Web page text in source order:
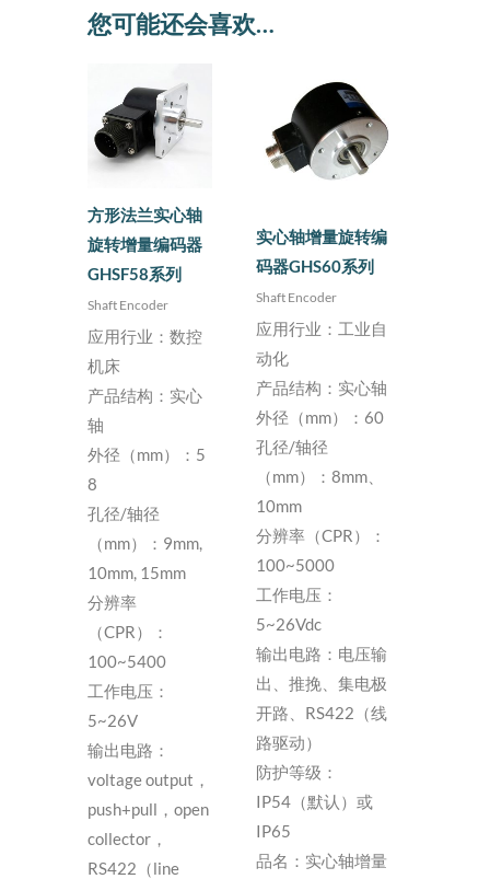
您可能还会喜欢…
方形法兰实心轴
旋转增量编码器
GHSF58系列
Shaft Encoder
应用行业：数控
机床
产品结构：实心
轴
外径（mm）：5
8
孔径/轴径
（mm）：9mm,
10mm, 15mm
分辨率
（CPR）：
100~5400
工作电压：
5~26V
输出电路：
voltage output，
push+pull，open
collector，
RS422（line
实心轴增量旋转编
码器GHS60系列
Shaft Encoder
应用行业：工业自
动化
产品结构：实心轴
外径（mm）：60
孔径/轴径
（mm）：8mm、
10mm
分辨率（CPR）：
100~5000
工作电压：
5~26Vdc
输出电路：电压输
出、推挽、集电极
开路、RS422（线
路驱动）
防护等级：
IP54（默认）或
IP65
品名：实心轴增量